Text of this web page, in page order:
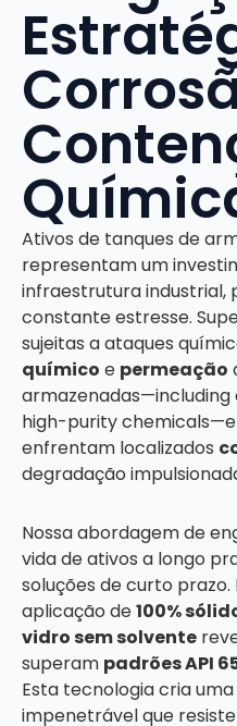
Ativos de tanques de
representam um
infraestrutura industrial,
constante estresse.
sujeitas a ataques
químico e permeação
armazenadas—including
high-purity
enfrentam localizados
degradação
Nossa abordagem de
vida de ativos a longo
soluções de curto prazo.
aplicação de100%
vidro sem solvente
superam padrões API
Esta tecnologia cria
impenetrável que